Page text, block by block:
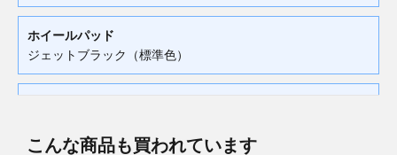
ホイールパッド
ジェットブラック（標準色）
こんな商品も買われています